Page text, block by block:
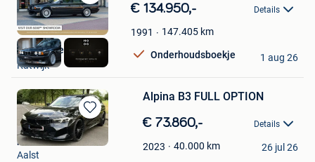
Bewaren
in
Mijn
Favorieten
€ 134.950,- Details
1991 147.405 km
Onderhoudsboekje
HooG Selections
Katwijk
1 aug 26
Bewaren
in
Mijn
Alpina B3 FULL OPTION
€ 73.860,- Details
2023 40.000 km
pascal
Aalst
26 jul 26